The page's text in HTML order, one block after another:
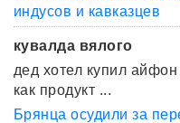
индусов и кавказцев
кувалда вялого
дед хотел купил
как продукт ...
Брянца осудили за